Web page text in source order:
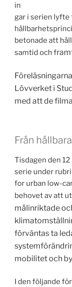
in
gar i serien
betonade att
samtid och f
Lövverket i
med att de
Från
Tisdagen den
serie under
for urban low-
behovet av att
målinriktade
förväntas ta
mobilitet och
I den följande